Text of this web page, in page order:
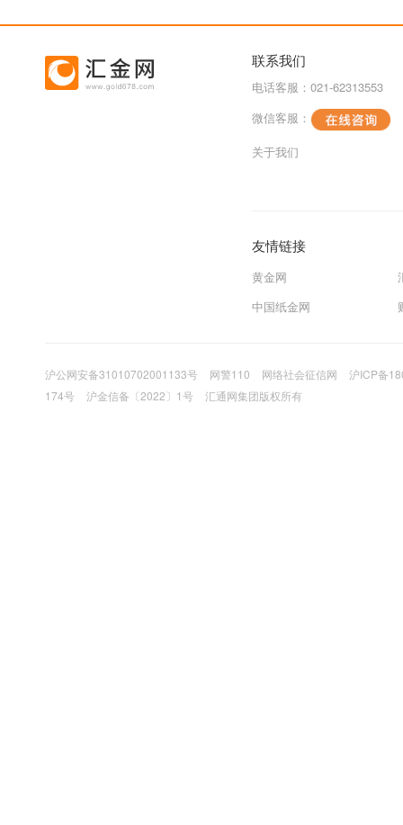
联系我们
电话客服：021-62313553
微信客服：
关于我们
友情链接
黄金网
中国纸金网
沪公网安备31010702001133号 网警110 网络社会征信网
沪ICP备
174号
沪金信备〔2022〕1号 汇通网集团版权所有